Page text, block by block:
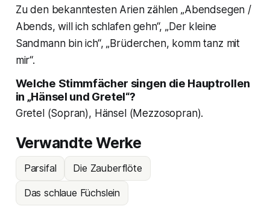
Zu den bekanntesten Arien zählen „Abendsegen /
Abends, will ich schlafen gehn“, „Der kleine
Sandmann bin ich“, „Brüderchen, komm tanz mit
mir“.
Welche Stimmfächer singen die Hauptrollen
in „Hänsel und Gretel“?
Gretel (Sopran), Hänsel (Mezzosopran).
Verwandte Werke
Parsifal Die Zauberflöte
Das schlaue Füchslein